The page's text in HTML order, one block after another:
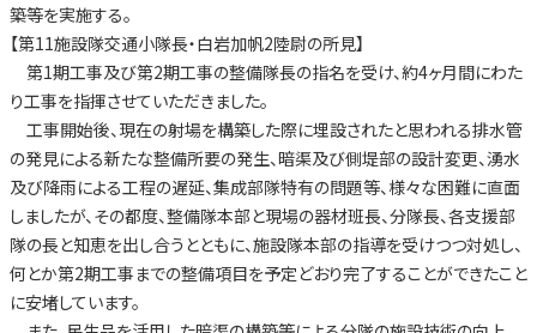
築等を実施する。
【第11施設隊交通小隊長・白岩加帆2陸尉の所見】
第1期工事及び第2期工事の整備隊長の指名を受け、約4ヶ月間にわた
り工事を指揮させていただきました。
工事開始後、現在の射場を構築した際に埋設されたと思われる排水管
の発見による新たな整備所要の発生、暗渠及び側堤部の設計変更、湧水
及び降雨による工程の遅延、集成部隊特有の問題等、様々な困難に直面
しましたが、その都度、整備隊本部と現場の器材班長、分隊長、各支援部
隊の長と知恵を出し合うとともに、施設隊本部の指導を受けつつ対処し、
何とか第2期工事までの整備項目を予定どおり完了することができたこと
に安堵しています。